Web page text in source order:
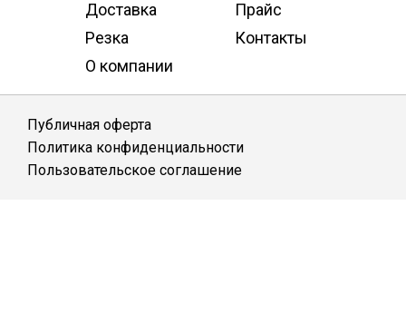
Доставка
Прайс
Резка
Контакты
О компании
Публичная оферта
Политика конфиденциальности
Пользовательское соглашение